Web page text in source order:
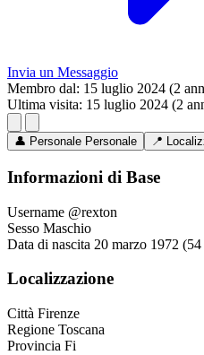
Invia un Messaggio
Membro dal: 15 luglio 2024 (2
Ultima visita: 15 luglio 2024 (2
👤 Personale Personale 📍
Informazioni di Base
Username @rexton
Sesso Maschio
Data di nascita 20 marzo 1972
Localizzazione
Città Firenze
Regione Toscana
Provincia Fi